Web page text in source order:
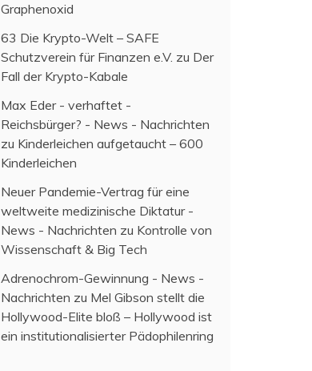
Graphenoxid
63 Die Krypto-Welt – SAFE
Schutzverein für Finanzen e.V. zu Der
Fall der Krypto-Kabale
Max Eder - verhaftet -
Reichsbürger? - News - Nachrichten
zu Kinderleichen aufgetaucht – 600
Kinderleichen
Neuer Pandemie-Vertrag für eine
weltweite medizinische Diktatur -
News - Nachrichten zu Kontrolle von
Wissenschaft & Big Tech
Adrenochrom-Gewinnung - News -
Nachrichten zu Mel Gibson stellt die
Hollywood-Elite bloß – Hollywood ist
ein institutionalisierter Pädophilenring